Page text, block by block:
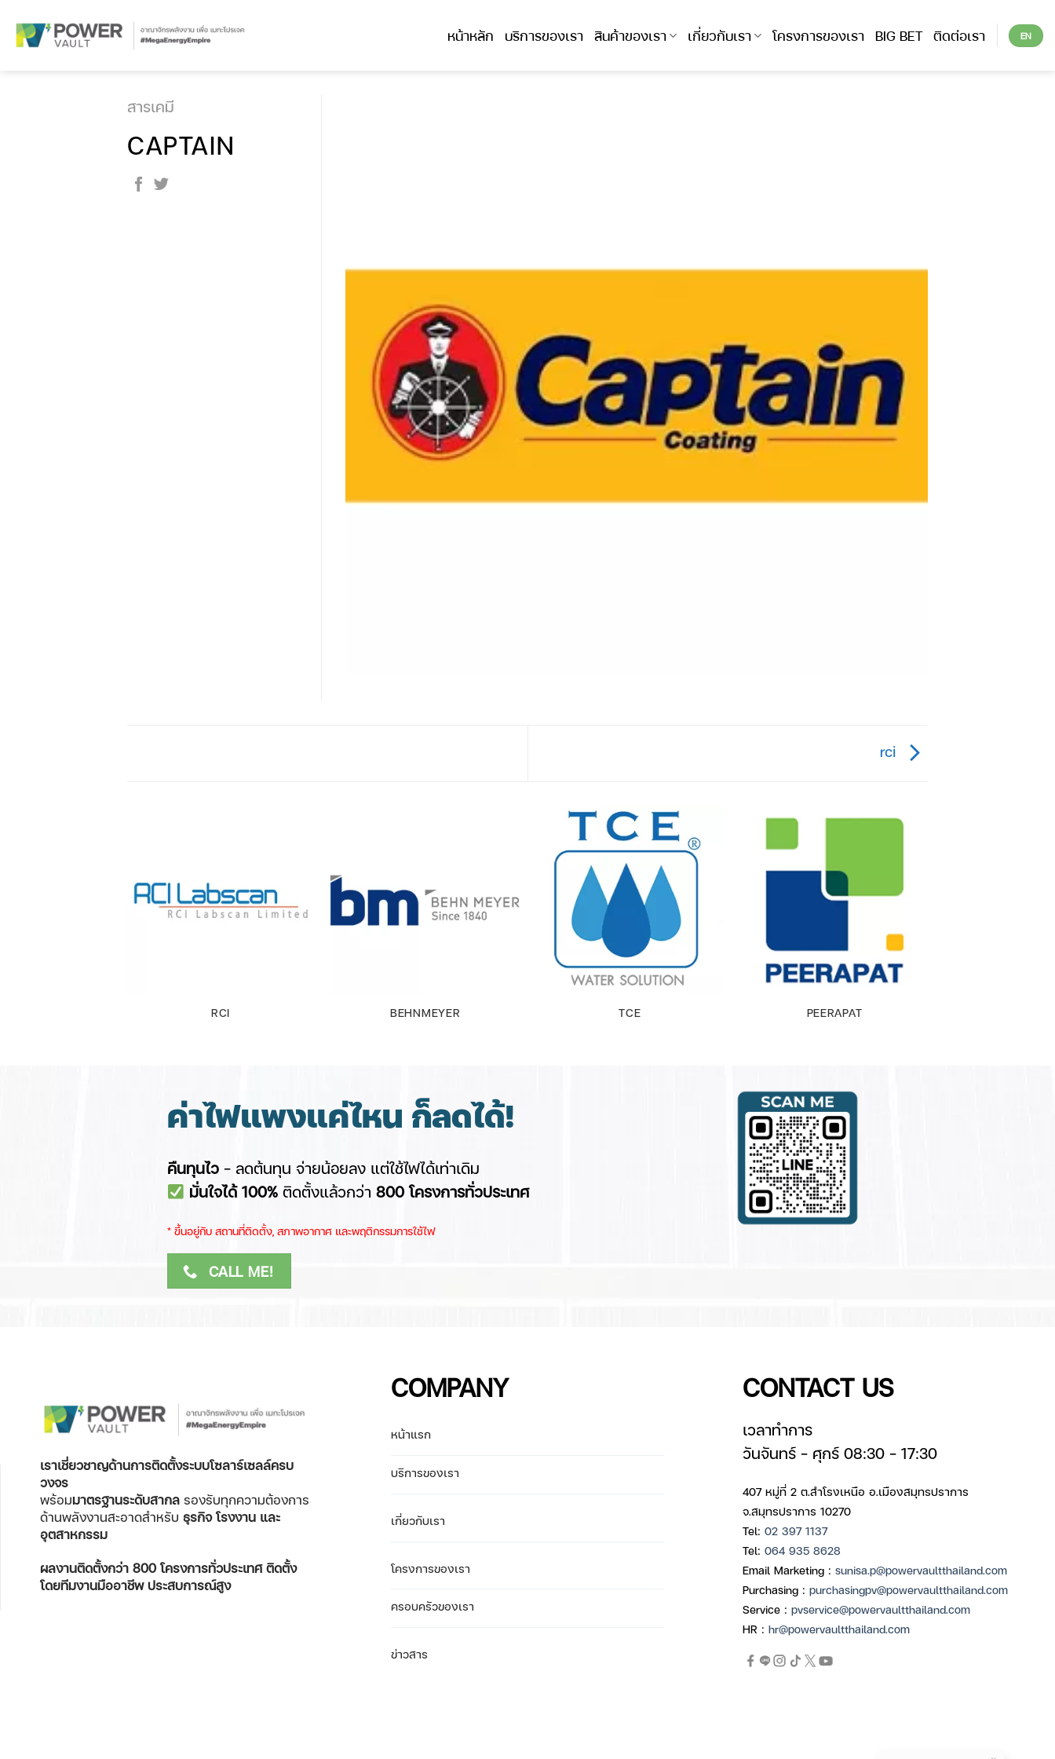
หน้าหลัก บริการของเรา สินค้าของเรา เกี่ยวกับเรา โครงการของเรา BIG BET ติดต่อเรา EN
สารเคมี
CAPTAIN
rci
RCI BEHNMEYER TCE PEERAPAT
ค่าไฟแพงแค่ไหน ก็ลดได้!
คืนทุนไว – ลดต้นทุน จ่ายน้อยลง แต่ใช้ไฟได้เท่าเดิม
มั่นใจได้ 100%ติดตั้งแล้วกว่า 800 โครงการทั่วประเทศ
​* ขึ้นอยู่กับ สถานที่ติดตั้ง, สภาพอากาศ ​และพฤติกรรมการใช้ไฟ
CALL ME!
เราเชี่ยวชาญด้านการติดตั้งระบบโซลาร์เซลล์ครบ
วงจร
พร้อมมาตรฐานระดับสากล รองรับทุกความต้องการ
ด้านพลังงานสะอาดสำหรับ ธุรกิจ โรงงาน และ
อุตสาหกรรม
ผลงานติดตั้งกว่า 800 โครงการทั่วประเทศติดตั้ง
โดยทีมงานมืออาชีพ ประสบการณ์สูง
COMPANY
หน้าแรก
บริการของเรา
เกี่ยวกับเรา
โครงการของเรา
ครอบครัวของเรา
ข่าวสาร
CONTACT US
เวลาทำการ
วันจันทร์ – ศุกร์ 08:30 – 17:30
407 หมู่ที่ 2 ต.สำโรงเหนือ อ.เมืองสมุทรปราการ
จ.สมุทรปราการ 10270
Tel: 02 397 1137
Tel: 064 935 8628
Email Marketing : sunisa.p@powervaultthailand.com
Purchasing : purchasingpv@powervaultthailand.com
Service : pvservice@powervaultthailand.com
HR : hr@powervaultthailand.com